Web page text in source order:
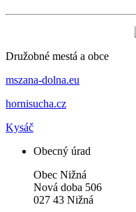
Družobné mestá a obce
mszana-dolna.eu
hornisucha.cz
Kysáč
Obecný úrad
Obec Nižná
Nová doba 506
027 43 Nižná